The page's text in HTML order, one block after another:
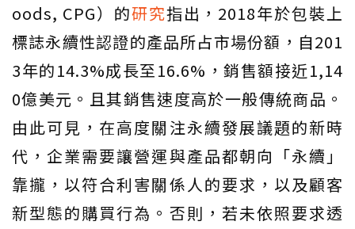
oods, CPG）的研究指出，2018年於包裝上
標誌永續性認證的產品所占市場份額，自201
3年的14.3%成長至16.6%，銷售額接近1,14
0億美元。且其銷售速度高於一般傳統商品。
由此可見，在高度關注永續發展議題的新時
代，企業需要讓營運與產品都朝向「永續」
靠攏，以符合利害關係人的要求，以及顧客
新型態的購買行為。否則，若未依照要求透